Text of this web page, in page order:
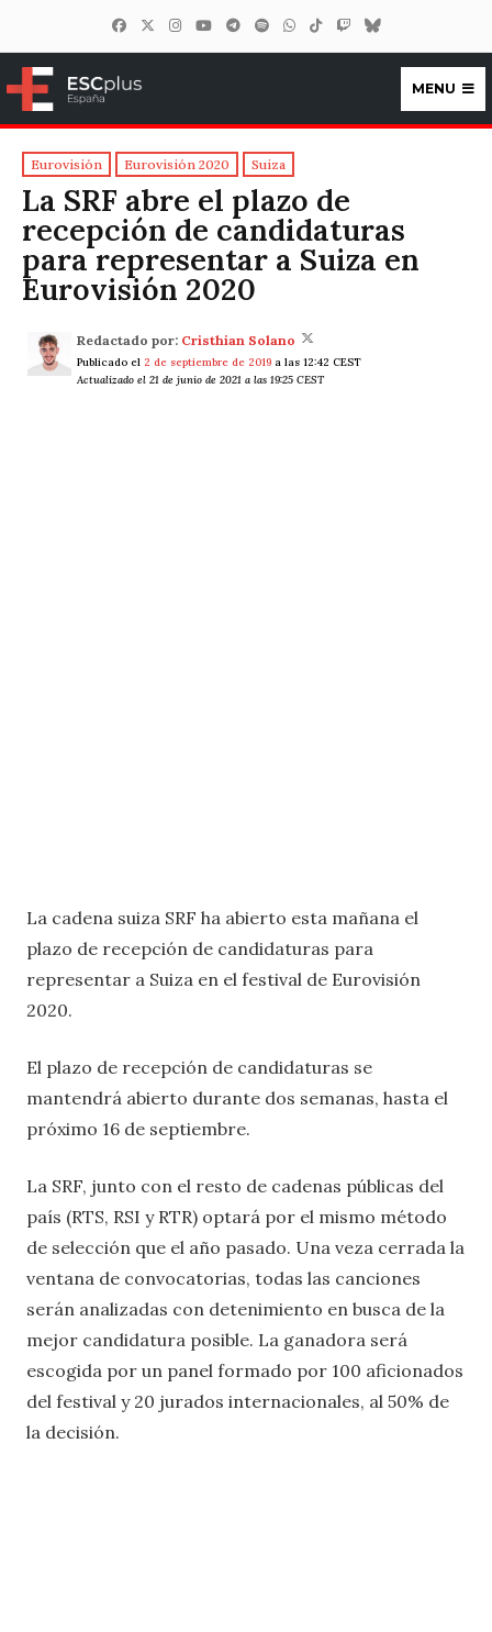
ESCplus España
MENU
Eurovisión Eurovisión 2020 Suiza
La SRF abre el plazo de
recepción de candidaturas
para representar a Suiza en
Eurovisión 2020
Redactado por: Cristhian Solano
Publicado el 2 de septiembre de 2019 a las 12:42 CEST
Actualizado el 21 de junio de 2021 a las 19:25 CEST
La cadena suiza SRF ha abierto esta mañana el
plazo de recepción de candidaturas para
representar a Suiza en el festival de Eurovisión
2020.
El plazo de recepción de candidaturas se
mantendrá abierto durante dos semanas, hasta el
próximo 16 de septiembre.
La SRF, junto con el resto de cadenas públicas del
país (RTS, RSI y RTR) optará por el mismo método
de selección que el año pasado. Una veza cerrada la
ventana de convocatorias, todas las canciones
serán analizadas con detenimiento en busca de la
mejor candidatura posible. La ganadora será
escogida por un panel formado por 100 aficionados
del festival y 20 jurados internacionales, al 50% de
la decisión.